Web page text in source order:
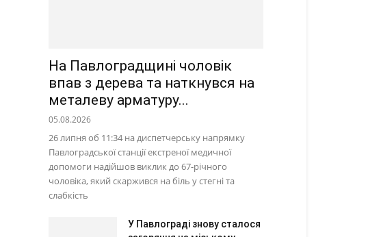
На Павлоградщині чоловік
впав з дерева та наткнувся на
металеву арматуру...
05.08.2026
26 липня об 11:34 на диспетчерську напрямку
Павлоградської станції екстреної медичної
допомоги надійшов виклик до 67-річного
чоловіка, який скаржився на біль у стегні та
слабкість
У Павлограді знову сталося